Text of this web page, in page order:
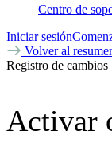
Centro de
Iniciar sesión
Volver al
Registro de cambios
Activar